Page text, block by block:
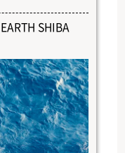
SHIBA